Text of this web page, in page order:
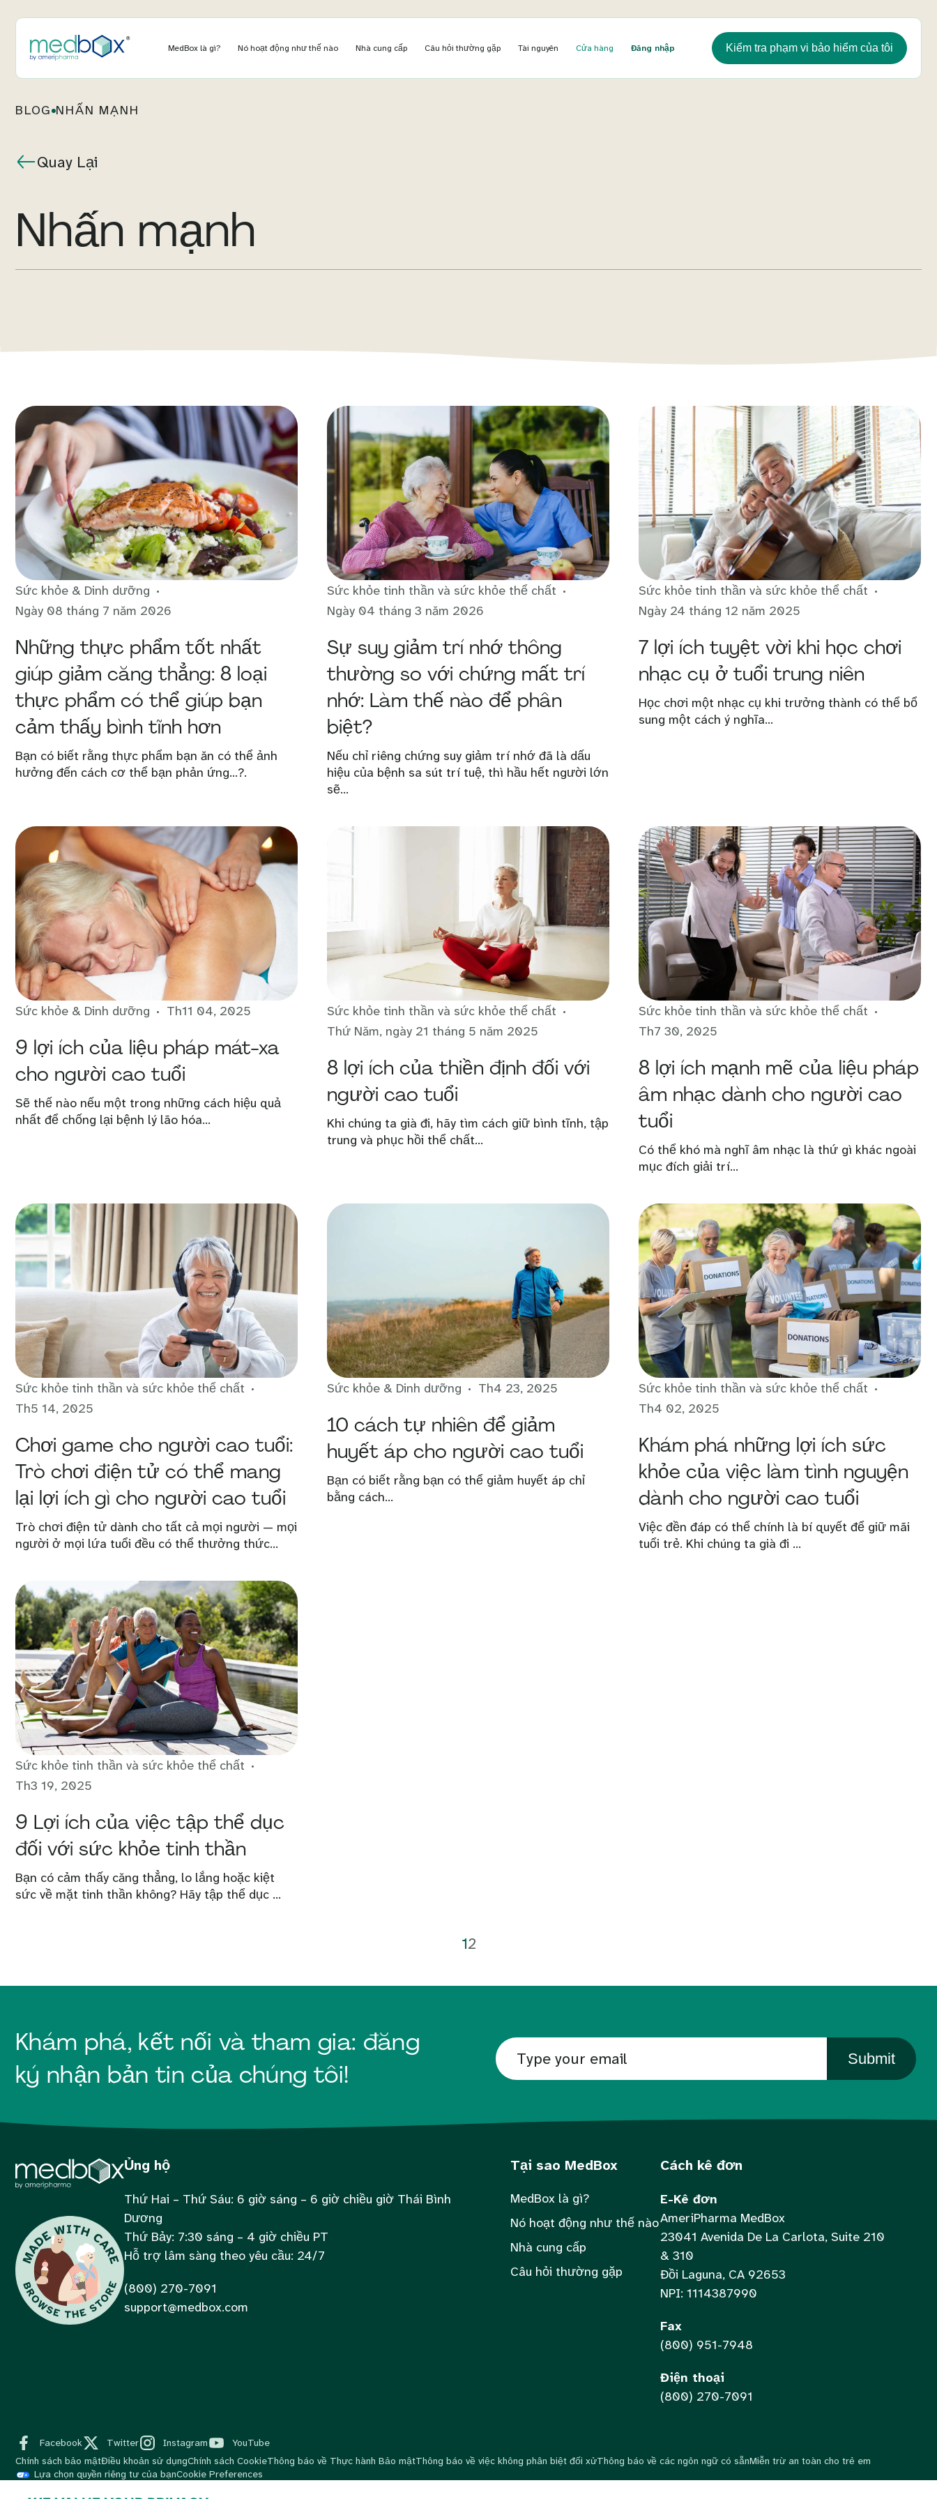
MedBox là gì? Nó hoạt động như thế nào Nhà cung cấp Câu hỏi thường gặp Tài nguyên Cửa hàng Đăng nhập Kiểm tra phạm vi bảo hiểm của tôi
BLOG NHẤN MẠNH
Quay Lại
nhấn mạnh
Sức khỏe & Dinh dưỡng
Ngày 08 tháng 7 năm 2026
Những thực phẩm tốt nhất
giúp giảm căng thẳng: 8 loại
thực phẩm có thể giúp bạn
cảm thấy bình tĩnh hơn
Bạn có biết rằng thực phẩm bạn ăn có thể ảnh
hưởng đến cách cơ thể bạn phản ứng...?.
Sức khỏe tinh thần và sức khỏe thể chất
Ngày 04 tháng 3 năm 2026
Sự suy giảm trí nhớ thông
thường so với chứng mất trí
nhớ: Làm thế nào để phân
biệt?
Nếu chỉ riêng chứng suy giảm trí nhớ đã là dấu
hiệu của bệnh sa sút trí tuệ, thì hầu hết người lớn
sẽ...
Sức khỏe tinh thần và sức khỏe thể chất
Ngày 24 tháng 12 năm 2025
7 lợi ích tuyệt vời khi học chơi
nhạc cụ ở tuổi trung niên
Học chơi một nhạc cụ khi trưởng thành có thể bổ
sung một cách ý nghĩa...
Sức khỏe & Dinh dưỡng Th11 04, 2025
9 lợi ích của liệu pháp mát-xa
cho người cao tuổi
Sẽ thế nào nếu một trong những cách hiệu quả
nhất để chống lại bệnh lý lão hóa...
Sức khỏe tinh thần và sức khỏe thể chất
Thứ Năm, ngày 21 tháng 5 năm 2025
8 lợi ích của thiền định đối với
người cao tuổi
Khi chúng ta già đi, hãy tìm cách giữ bình tĩnh, tập
trung và phục hồi thể chất...
Sức khỏe tinh thần và sức khỏe thể chất
Th7 30, 2025
8 lợi ích mạnh mẽ của liệu pháp
âm nhạc dành cho người cao
tuổi
Có thể khó mà nghĩ âm nhạc là thứ gì khác ngoài
mục đích giải trí...
Sức khỏe tinh thần và sức khỏe thể chất
Th5 14, 2025
Chơi game cho người cao tuổi:
Trò chơi điện tử có thể mang
lại lợi ích gì cho người cao tuổi
Trò chơi điện tử dành cho tất cả mọi người — mọi
người ở mọi lứa tuổi đều có thể thưởng thức...
Sức khỏe & Dinh dưỡng Th4 23, 2025
10 cách tự nhiên để giảm
huyết áp cho người cao tuổi
Bạn có biết rằng bạn có thể giảm huyết áp chỉ
bằng cách...
Sức khỏe tinh thần và sức khỏe thể chất
Th4 02, 2025
Khám phá những lợi ích sức
khỏe của việc làm tình nguyện
dành cho người cao tuổi
Việc đền đáp có thể chính là bí quyết để giữ mãi
tuổi trẻ. Khi chúng ta già đi ...
Sức khỏe tinh thần và sức khỏe thể chất
Th3 19, 2025
9 Lợi ích của việc tập thể dục
đối với sức khỏe tinh thần
Bạn có cảm thấy căng thẳng, lo lắng hoặc kiệt
sức về mặt tinh thần không? Hãy tập thể dục ...
12
Khám phá, kết nối và tham gia: đăng
ký nhận bản tin của chúng tôi!
Submit
Ủng hộ
Thứ Hai – Thứ Sáu: 6 giờ sáng – 6 giờ chiều giờ Thái Bình
Dương
Thứ Bảy: 7:30 sáng – 4 giờ chiều PT
Hỗ trợ lâm sàng theo yêu cầu: 24/7
(800) 270-7091
support@medbox.com
Tại sao MedBox
MedBox là gì?
Nó hoạt động như thế nào
Nhà cung cấp
Câu hỏi thường gặp
Cách kê đơn
E-Kê đơn
AmeriPharma MedBox
23041 Avenida De La Carlota, Suite 210
& 310
Đồi Laguna, CA 92653
NPI: 1114387990
Fax
(800) 951-7948
Điện thoại
(800) 270-7091
Facebook Twitter Instagram
YouTube
Chính sách bảo mậtĐiều khoản sử dụngChính sách CookieThông báo về Thực hành Bảo mậtThông báo về việc không phân biệt đối xửThông báo về các ngôn ngữ có sẵnMiễn trừ an toàn cho trẻ em
Lựa chọn quyền riêng tư của bạnCookie Preferences